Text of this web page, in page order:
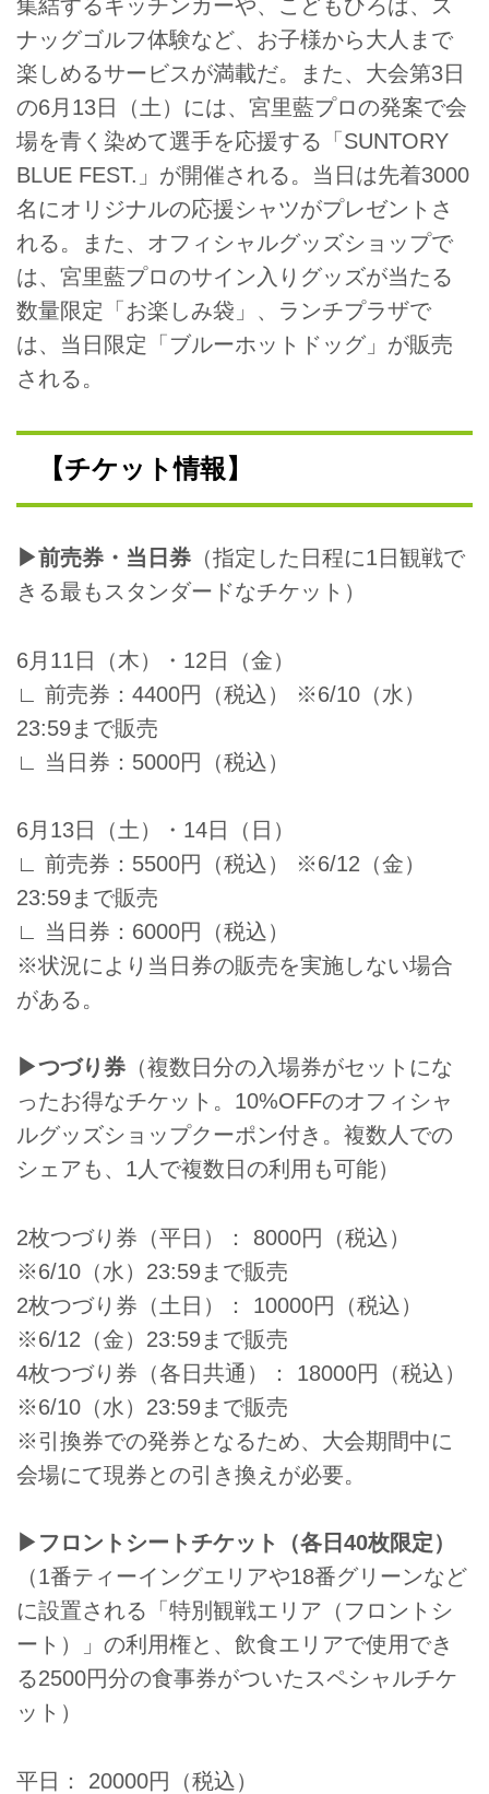
集結するキッチンカーや、こどもひろば、ス
ナッグゴルフ体験など、お子様から大人まで
楽しめるサービスが満載だ。また、大会第3日
の6月13日（土）には、宮里藍プロの発案で会
場を青く染めて選手を応援する「SUNTORY
BLUE FEST.」が開催される。当日は先着3000
名にオリジナルの応援シャツがプレゼントさ
れる。また、オフィシャルグッズショップで
は、宮里藍プロのサイン入りグッズが当たる
数量限定「お楽しみ袋」、ランチプラザで
は、当日限定「ブルーホットドッグ」が販売
される。
【チケット情報】
▶前売券・当日券 （指定した日程に1日観戦で
きる最もスタンダードなチケット）
6月11日（木）・12日（金）
∟ 前売券：4400円（税込） ※6/10（水）
23:59まで販売
∟ 当日券：5000円（税込）
6月13日（土）・14日（日）
∟ 前売券：5500円（税込） ※6/12（金）
23:59まで販売
∟ 当日券：6000円（税込）
※状況により当日券の販売を実施しない場合
がある。
▶つづり券 （複数日分の入場券がセットにな
ったお得なチケット。10%OFFのオフィシャ
ルグッズショップクーポン付き。複数人での
シェアも、1人で複数日の利用も可能）
2枚つづり券（平日）： 8000円（税込）
※6/10（水）23:59まで販売
2枚つづり券（土日）： 10000円（税込）
※6/12（金）23:59まで販売
4枚つづり券（各日共通）： 18000円（税込）
※6/10（水）23:59まで販売
※引換券での発券となるため、大会期間中に
会場にて現券との引き換えが必要。
▶フロントシートチケット（各日40枚限定）
（1番ティーイングエリアや18番グリーンなど
に設置される「特別観戦エリア（フロントシ
ート）」の利用権と、飲食エリアで使用でき
る2500円分の食事券がついたスペシャルチケ
ット）
平日： 20000円（税込）